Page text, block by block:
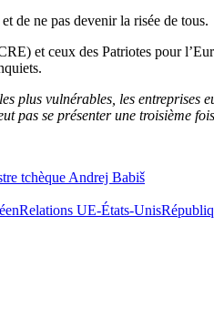
de ne pas devenir la risée de tous.
et ceux des Patriotes pour
plus vulnérables, les
pas se présenter une troisième
tchèque Andrej Babiš
Relations UE-États-Unis